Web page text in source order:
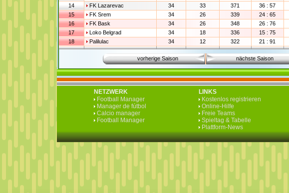
14
FK Lazarevac 34 33 371 36 : 57
15
FK Srem 34 26 339 24 : 65
16
FK Bask 34 26 348 26 : 76
17
Loko Belgrad 34 18 336 15 : 75
18
Palilulac 34 12 322 21 : 91
vorherige Saison nächste Saison
NETZWERK
Football Manager
Manager de fútbol
Calcio manager
Football Manager
LINKS
Kostenlos registrieren
Online-Hilfe
Freie Teams
Spieltag & Tabelle
Plattform-News